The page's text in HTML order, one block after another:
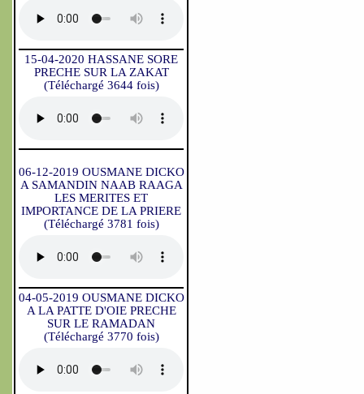
15-04-2020 HASSANE SORE
PRECHE SUR LA ZAKAT
(Téléchargé 3644 fois)
06-12-2019 OUSMANE DICKO
A SAMANDIN NAAB RAAGA
LES MERITES ET
IMPORTANCE DE LA PRIERE
(Téléchargé 3781 fois)
04-05-2019 OUSMANE DICKO
A LA PATTE D'OIE PRECHE
SUR LE RAMADAN
(Téléchargé 3770 fois)